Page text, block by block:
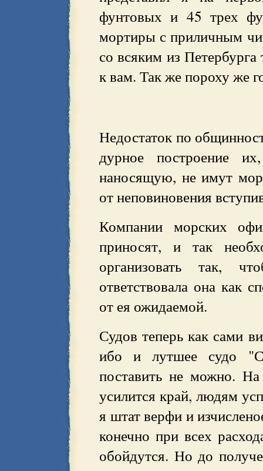
фунтовых и 45 трех
мортиры с приличным
со всяким из
к вам. Так же пороху же
Недостаток по
дурное построение
наносящую, не имут
от неповиновения
Компании морских
приносят, и так
организовать так,
ответствовала она как
от ея ожидаемой.
Судов теперь как сами
ибо и лутшее судо
поставить не можно.
усилится край, людям
я штат верфи и
конечно при всех
обойдутся. Но до